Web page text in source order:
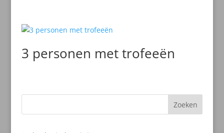
3 personen met trofeeën
Zoeken